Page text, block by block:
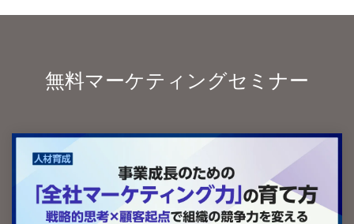
無料マーケティングセミナー